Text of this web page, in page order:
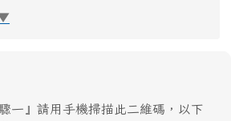
驟一』請用手機掃描此二維碼，以下